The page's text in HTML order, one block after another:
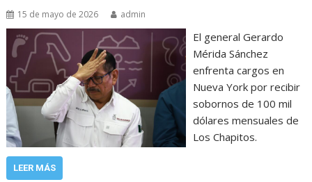
15 de mayo de 2026 admin
El general Gerardo
Mérida Sánchez
enfrenta cargos en
Nueva York por recibir
sobornos de 100 mil
dólares mensuales de
Los Chapitos.
LEER MÁS